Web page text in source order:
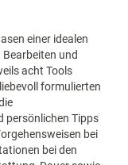
einer idealen
und
acht Tools
formulierten
persönlichen Tipps
bei
bei den